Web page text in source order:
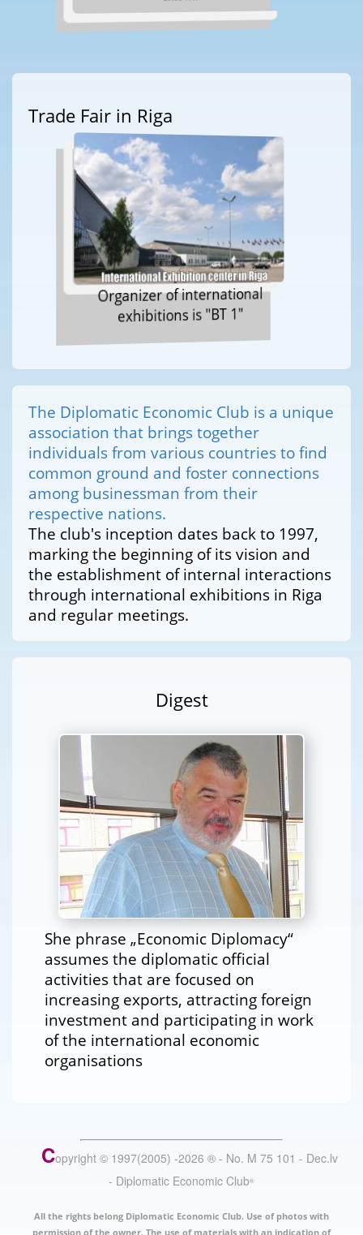
Trade Fair in Riga
Organizer of international
exhibitions is "BT 1"
The Diplomatic Economic Club is a unique
association that brings together
individuals from various countries to find
common ground and foster connections
among businessman from their
respective nations.
The club's inception dates back to 1997,
marking the beginning of its vision and
the establishment of internal interactions
through international exhibitions in Riga
and regular meetings.
Digest
She phrase „Economic Diplomacy“
assumes the diplomatic official
activities that are focused on
increasing exports, attracting foreign
investment and participating in work
of the international economic
organisations
Copyright © 1997(2005) -2026 ® - No. M 75 101 - Dec.lv
- Diplomatic Economic Club®
All the rights belong Diplomatic Economic Club. Use of photos with
permission of the owner. The use of materials with an indication of